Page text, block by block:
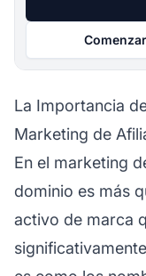
La Importancia
Marketing de
En el marketing
dominio es más
activo de marca